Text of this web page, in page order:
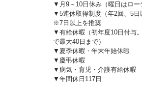
▼月9～10日休み（曜日はロー
▼5連休取得制度（年2回、5日
※7日以上を推奨
▼有給休暇（初年度10日付与
で最大40日まで）
▼夏季休暇・年末年始休暇
▼慶弔休暇
▼病気・育児・介護有給休暇
▼年間休日117日